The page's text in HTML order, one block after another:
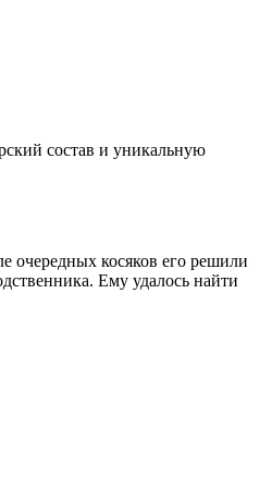
состав и уникальную
очередных косяков его решили
Ему удалось найти